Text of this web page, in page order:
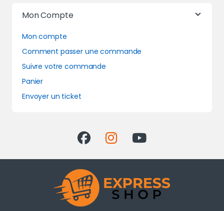
Mon Compte
Mon compte
Comment passer une commande
Suivre votre commande
Panier
Envoyer un ticket